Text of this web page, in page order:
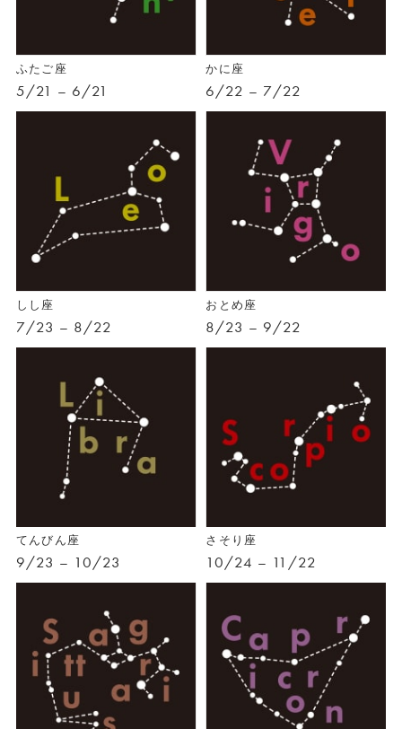
ふたご座
5/21 – 6/21
かに座
6/22 – 7/22
しし座
7/23 – 8/22
おとめ座
8/23 – 9/22
てんびん座
9/23 – 10/23
さそり座
10/24 – 11/22